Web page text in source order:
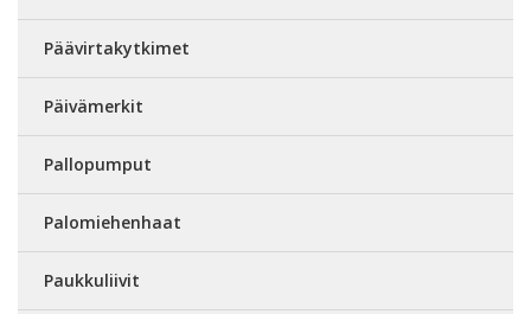
Päävirtakytkimet
Päivämerkit
Pallopumput
Palomiehenhaat
Paukkuliivit